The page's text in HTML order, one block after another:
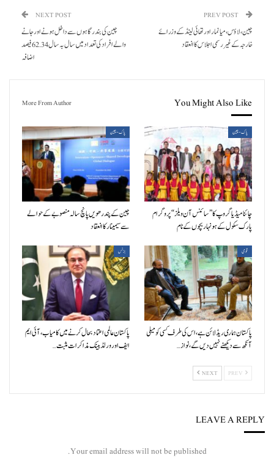
چین، لاؤس، میانمار اور تھائی لینڈ کے وزرائے
خارجہ کے غیر رسمی اجلاس کا انعقاد
NEXT POST
چین کی بندرگاہوں سے داخل ہونے اور جانے
والے افراد کی تعداد میں سال بہ سال 62.34 فیصد
اضافہ
You Might Also Like
More From Author
پاک-چین
چائنا میڈیا گروپ کا ”سائنس آن ویلز“ پروگرام
پارک سکول کے ہونہار بچوں کے نام
پاک-چین
چین کے پندرھویں پانچ سالہ منصوبے کے حوالے
سے سیمینار کا انعقاد
قومی
پاکستان ہماری ریڈ لائن ہے، اس کی طرف کسی کو میلی
آنکھ سے دیکھنے نہیں دیں گے، نواز…
بزنس
پاکستان عالمی اعتماد بحال کرنے میں کامیاب، آئی ایم
ایف اور ورلڈ بینک مذاکرات مثبت…
NEXT
LEAVE A REPLY
Your email address will not be published.